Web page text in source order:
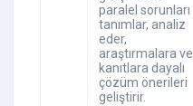
paralel sorunları
tanımlar, analiz
eder,
araştırmalara ve
kanıtlara dayalı
çözüm önerileri
geliştirir.